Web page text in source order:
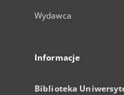
Wydawca
Informacje
Biblioteka